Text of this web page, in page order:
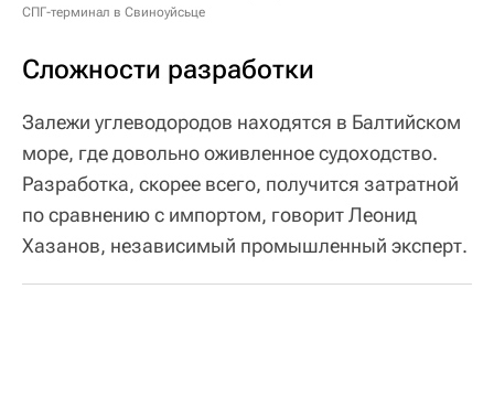
СПГ-терминал в Свиноуйсьце
Сложности разработки
Залежи углеводородов находятся в Балтийском
море, где довольно оживленное судоходство.
Разработка, скорее всего, получится затратной
по сравнению с импортом, говорит Леонид
Хазанов, независимый промышленный эксперт.